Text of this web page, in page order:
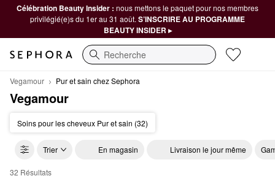
Célébration Beauty Insider : nous mettons le paquet pour nos membres
privilégié(e)s du 1er au 31 août. S’INSCRIRE AU PROGRAMME
BEAUTY INSIDER ▸
Recherche
Vegamour Pur et sain chez Sephora
Vegamour
Soins pour les cheveux Pur et sain (32)
Trier En magasin Livraison le jour même
Vegamour Pur et sain chez Sephora
32 Résultats